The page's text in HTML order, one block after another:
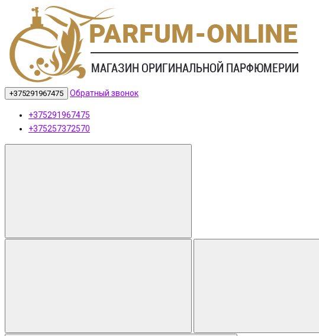
+375291967475 Обратный звонок
+375291967475
+375257372570